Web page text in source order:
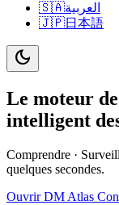
🇸🇦العربية
🇯🇵日本語
dark_mode
Le moteur
intelligent
Comprendre ·
quelques secondes.
Ouvrir DM Atlas